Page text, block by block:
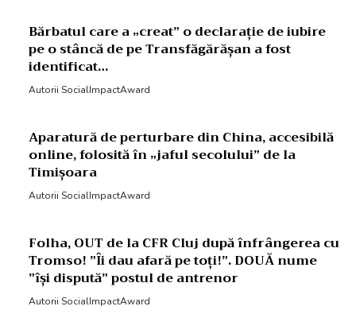
Bărbatul care a „creat” o declarație de iubire
pe o stâncă de pe Transfăgărășan a fost
identificat…
Autorii SocialImpactAward
Aparatură de perturbare din China, accesibilă
online, folosită în „jaful secolului” de la
Timișoara
Autorii SocialImpactAward
Folha, OUT de la CFR Cluj după înfrângerea cu
Tromso! ”Îi dau afară pe toți!”. DOUĂ nume
”își dispută” postul de antrenor
Autorii SocialImpactAward